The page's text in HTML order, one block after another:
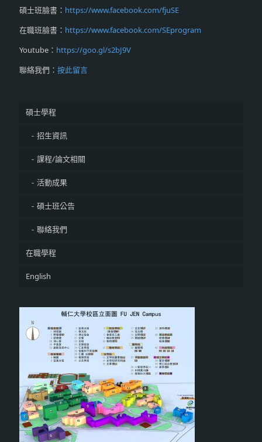
碩士班臉書： https://www.facebook.com/fjuSE
在職班臉書： https://www.facebook.com/SEprogram
Youtube： https://goo.gl/s2bJ9V
聯絡我們： 按此留言
碩士學程
招生資訊
課程/論文相關
活動成果
碩士班公告
聯絡我們
在職學程
English